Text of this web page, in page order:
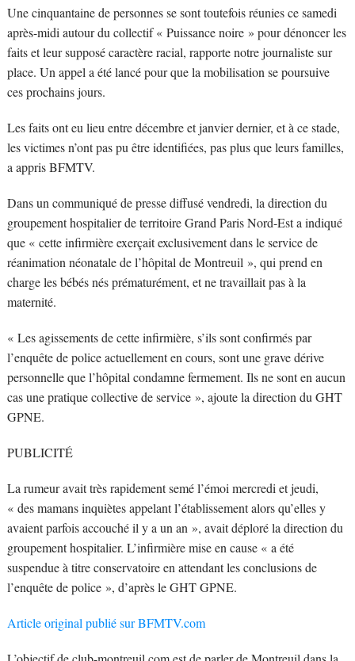
Une cinquantaine de personnes se sont toutefois réunies ce samedi
après-midi autour du collectif « Puissance noire » pour dénoncer les
faits et leur supposé caractère racial, rapporte notre journaliste sur
place. Un appel a été lancé pour que la mobilisation se poursuive
ces prochains jours.
Les faits ont eu lieu entre décembre et janvier dernier, et à ce stade,
les victimes n’ont pas pu être identifiées, pas plus que leurs familles,
a appris BFMTV.
Dans un communiqué de presse diffusé vendredi, la direction du
groupement hospitalier de territoire Grand Paris Nord-Est a indiqué
que « cette infirmière exerçait exclusivement dans le service de
réanimation néonatale de l’hôpital de Montreuil », qui prend en
charge les bébés nés prématurément, et ne travaillait pas à la
maternité.
« Les agissements de cette infirmière, s’ils sont confirmés par
l’enquête de police actuellement en cours, sont une grave dérive
personnelle que l’hôpital condamne fermement. Ils ne sont en aucun
cas une pratique collective de service », ajoute la direction du GHT
GPNE.
PUBLICITÉ
La rumeur avait très rapidement semé l’émoi mercredi et jeudi,
« des mamans inquiètes appelant l’établissement alors qu’elles y
avaient parfois accouché il y a un an », avait déploré la direction du
groupement hospitalier. L’infirmière mise en cause « a été
suspendue à titre conservatoire en attendant les conclusions de
l’enquête de police », d’après le GHT GPNE.
Article original publié sur BFMTV.com